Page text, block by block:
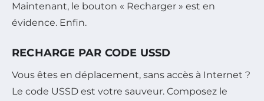
Maintenant, le bouton « Recharger » est en
évidence. Enfin.
RECHARGE PAR CODE USSD
Vous êtes en déplacement, sans accès à Internet ?
Le code USSD est votre sauveur. Composez le